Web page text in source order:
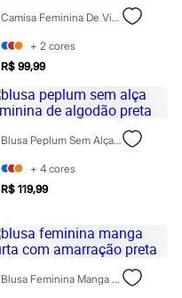
Camisa Feminina De Viscose Manga Curta Preta
+ 2 cores
R$ 99,99
Blusa Peplum Sem Alça Feminina De Algodão Preta
+ 4 cores
R$ 119,99
Blusa Feminina Manga Curta Com Amarração Preta